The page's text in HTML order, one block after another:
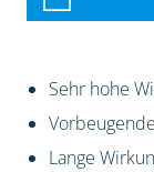
Sehr hohe
Lange